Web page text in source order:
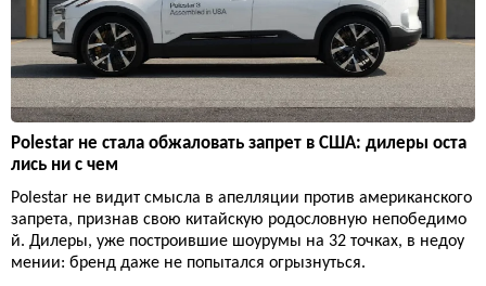
Polestar не стала обжаловать запрет в США: дилеры оста
лись ни с чем
Polestar не видит смысла в апелляции против американского
запрета, признав свою китайскую родословную непобедимо
й. Дилеры, уже построившие шоурумы на 32 точках, в недоу
мении: бренд даже не попытался огрызнуться.